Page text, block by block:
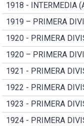
1918 - INTERMEDIA
1919 – PRIMERA
1920 - PRIMERA
1920 – PRIMERA
1921 - PRIMERA
1922 - PRIMERA
1923 - PRIMERA
1924 - PRIMERA